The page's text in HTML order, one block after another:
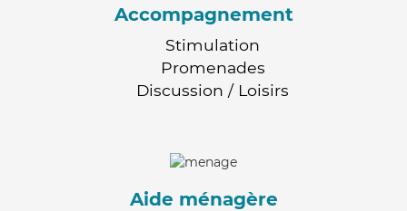
Accompagnement
Stimulation
Promenades
Discussion / Loisirs
Aide ménagère